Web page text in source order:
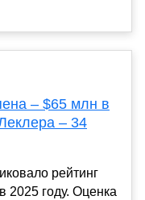
– $65 млн в
– 34
рейтинг
2025 году. Оценка